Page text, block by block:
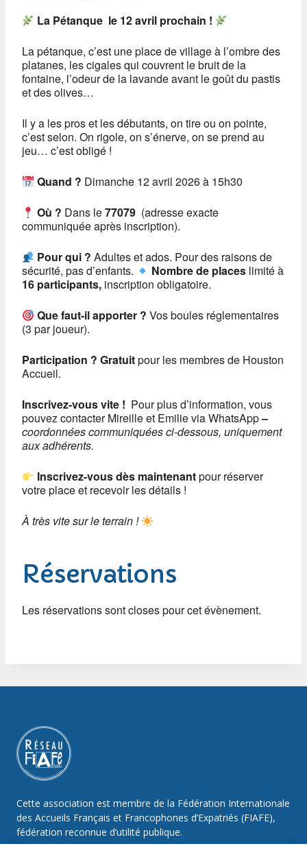
La Pétanque le 12 avril prochain !
La pétanque, c’est une place de village à l’ombre des
platanes, les cigales qui couvrent le bruit de la
fontaine, l’odeur de la lavande avant le goût du pastis
et des olives…
Il y a les pros et les débutants, on tire ou on pointe,
c’est selon. On rigole, on s’énerve, on se prend au
jeu… c’est obligé !
Quand ? Dimanche 12 avril 2026 à 15h30
Où ? Dans le77079 (adresse exacte
communiquée après inscription).
Pour qui ? Adultes et ados. Pour des raisons de
sécurité, pas d’enfants.
Nombre de places limité à
16 participants, inscription obligatoire.
Que faut-il apporter ? Vos boules réglementaires
(3 par joueur).
Participation ? Gratuitpour les membres de Houston
Accueil.
Inscrivez-vous vite ! Pour plus d’information, vous
pouvez contacter Mireille et Emilie via WhatsApp–
coordonnées communiquées ci-dessous, uniquement
aux adhérents.
Inscrivez-vous dès maintenantpour réserver
votre place et recevoir les détails !
À très vite sur le terrain !
Réservations
Les réservations sont closes pour cet évènement.
Cette association est membre de la Fédération Internationale
des Accueils Français et Francophones d’Expatriés (FIAFE),
fédération reconnue d’utilité publique.